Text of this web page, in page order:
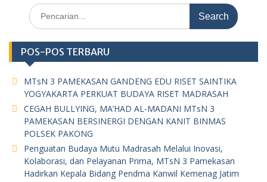
o
m
Search
for:
POS-POS TERBARU
MTsN 3 PAMEKASAN GANDENG EDU RISET SAINTIKA
YOGYAKARTA PERKUAT BUDAYA RISET MADRASAH
CEGAH BULLYING, MA’HAD AL-MADANI MTsN 3
PAMEKASAN BERSINERGI DENGAN KANIT BINMAS
POLSEK PAKONG
Penguatan Budaya Mutu Madrasah Melalui Inovasi,
Kolaborasi, dan Pelayanan Prima, MTsN 3 Pamekasan
Hadirkan Kepala Bidang Pendma Kanwil Kemenag Jatim